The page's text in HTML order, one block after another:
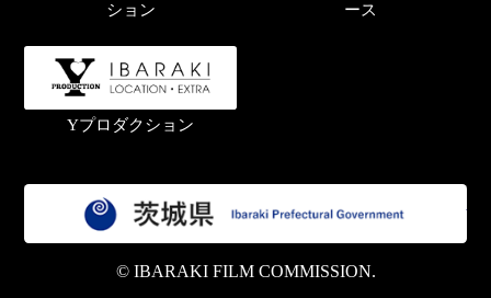
ション
ース
Yプロダクション
© IBARAKI FILM COMMISSION.